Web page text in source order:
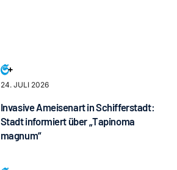
24. JULI 2026
Invasive Ameisenart in Schifferstadt:
Stadt informiert über „Tapinoma
magnum“